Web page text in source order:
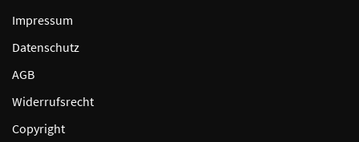
Impressum
Datenschutz
AGB
Widerrufsrecht
Copyright